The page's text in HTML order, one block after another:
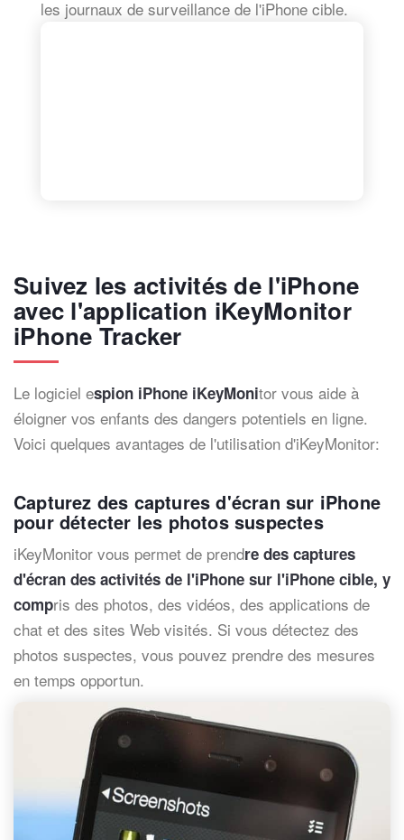
les journaux de surveillance de l'iPhone cible.
Suivez les activités de l'iPhone
avec l'application iKeyMonitor
iPhone Tracker
Le logiciel espion iPhone iKeyMonitor vous aide à
éloigner vos enfants des dangers potentiels en ligne.
Voici quelques avantages de l'utilisation d'iKeyMonitor:
Capturez des captures d'écran sur iPhone
pour détecter les photos suspectes
iKeyMonitor vous permet de prendre des captures
d'écran des activités de l'iPhone sur l'iPhone cible, y
compris des photos, des vidéos, des applications de
chat et des sites Web visités. Si vous détectez des
photos suspectes, vous pouvez prendre des mesures
en temps opportun.